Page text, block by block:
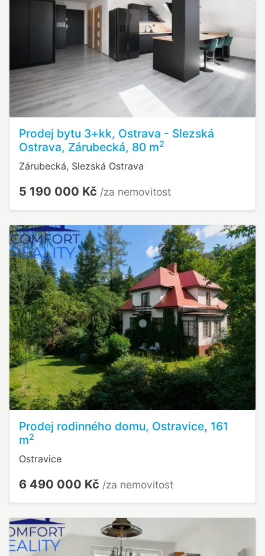
Prodej bytu 3+kk, Ostrava - Slezská
Ostrava, Zárubecká, 80 m2
Zárubecká, Slezská Ostrava
5 190 000 Kč /za nemovitost
Prodej rodinného domu, Ostravice, 161
m2
Ostravice
6 490 000 Kč /za nemovitost